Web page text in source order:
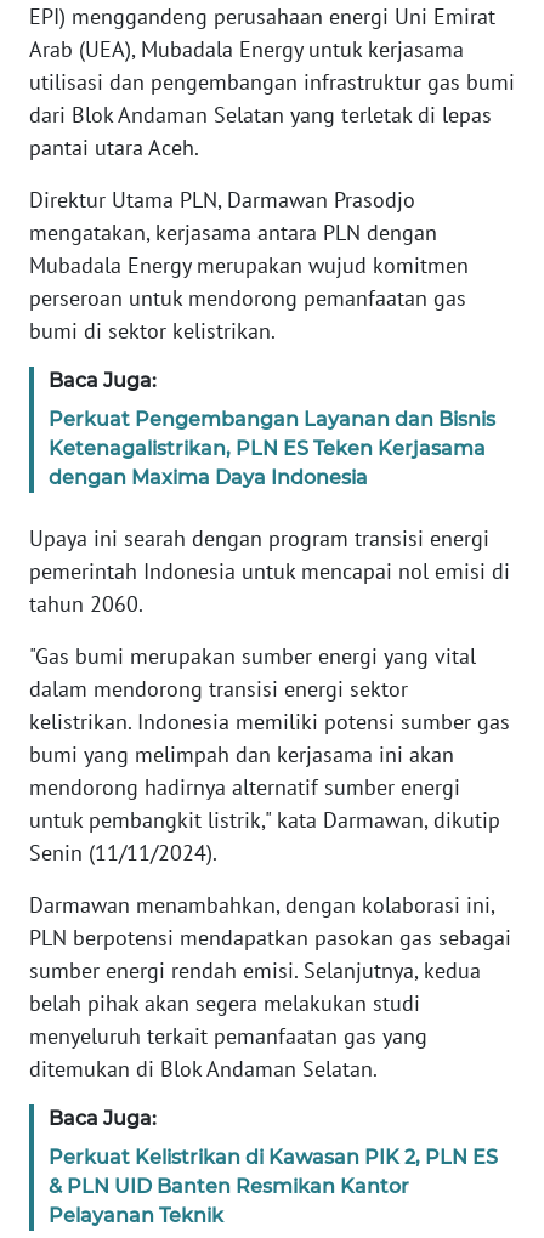
EPI) menggandeng perusahaan energi Uni Emirat
Arab (UEA), Mubadala Energy untuk kerjasama
utilisasi dan pengembangan infrastruktur gas bumi
dari Blok Andaman Selatan yang terletak di lepas
pantai utara Aceh.
Direktur Utama PLN, Darmawan Prasodjo
mengatakan, kerjasama antara PLN dengan
Mubadala Energy merupakan wujud komitmen
perseroan untuk mendorong pemanfaatan gas
bumi di sektor kelistrikan.
Baca Juga:
Perkuat Pengembangan Layanan dan Bisnis
Ketenagalistrikan, PLN ES Teken Kerjasama
dengan Maxima Daya Indonesia
Upaya ini searah dengan program transisi energi
pemerintah Indonesia untuk mencapai nol emisi di
tahun 2060.
"Gas bumi merupakan sumber energi yang vital
dalam mendorong transisi energi sektor
kelistrikan. Indonesia memiliki potensi sumber gas
bumi yang melimpah dan kerjasama ini akan
mendorong hadirnya alternatif sumber energi
untuk pembangkit listrik," kata Darmawan, dikutip
Senin (11/11/2024).
Darmawan menambahkan, dengan kolaborasi ini,
PLN berpotensi mendapatkan pasokan gas sebagai
sumber energi rendah emisi. Selanjutnya, kedua
belah pihak akan segera melakukan studi
menyeluruh terkait pemanfaatan gas yang
ditemukan di Blok Andaman Selatan.
Baca Juga:
Perkuat Kelistrikan di Kawasan PIK 2, PLN ES
& PLN UID Banten Resmikan Kantor
Pelayanan Teknik
SIBER
REDAKSI
KARIR
DISCLAIMER
News
Regional
WN
SUMUT
WN
WN
JABAR
WN
BANTEN
WN
NTT
WN
KEPRI
WN
PAPUA
BARAT
RIAU
WN